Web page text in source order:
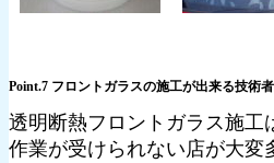
Point.7 フロントガラスの施工が出来る技術
透明断熱フロントガラス施工
作業が受けられない店が大変